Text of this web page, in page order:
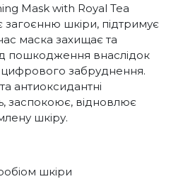
Mask with Royal Tea
загоєнню шкіри, підтримує
маска захищає та
пошкодження внаслідок
цифрового забруднення.
антиоксидантні
заспокоює, відновлює
шкіру.
шкіри